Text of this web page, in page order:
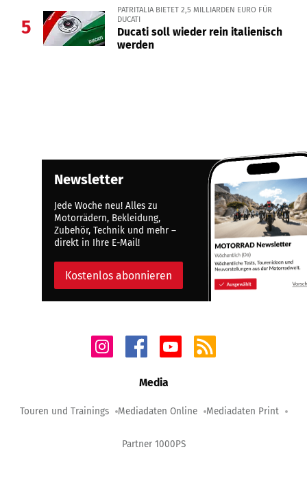
5
PATRITALIA BIETET 2,5 MILLIARDEN EURO FÜR
DUCATI
Ducati soll wieder rein italienisch
werden
Newsletter
Jede Woche neu! Alles zu
Motorrädern, Bekleidung,
Zubehör, Technik und mehr –
direkt in Ihre E-Mail!
Kostenlos abonnieren
Media
Touren und Trainings Mediadaten Online Mediadaten Print
Partner 1000PS